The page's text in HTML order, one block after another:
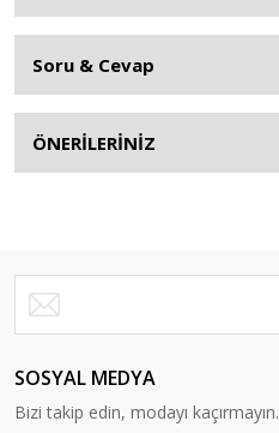
Soru & Cevap
ÖNERİLERİNİZ
SOSYAL MEDYA
Bizi takip edin, modayı kaçırmayın.